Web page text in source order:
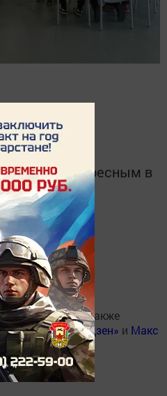
и интересным в
в
MАХ:
канал, а также
,«Дзен» и Макс